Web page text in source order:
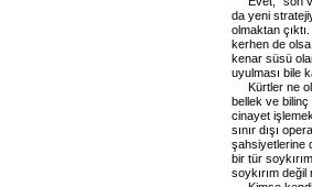
da yeni
olmaktan
kerhen de olsa
kenar süsü
uyulması bile
Kürtler ne
bellek ve
cinayet
sınır dışı
şahsiyetlerine
bir tür
soykırım değil